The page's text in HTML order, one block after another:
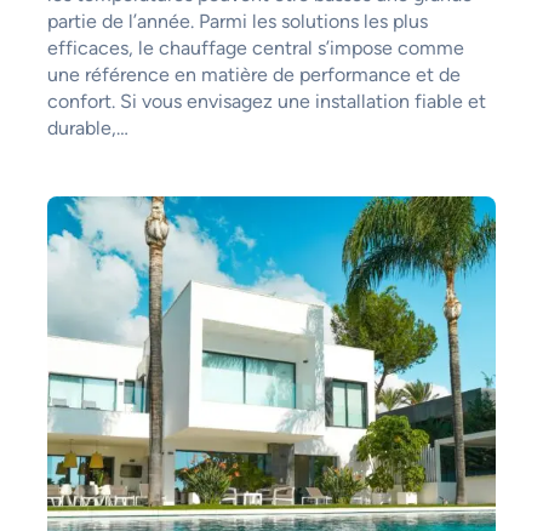
partie de l’année. Parmi les solutions les plus
efficaces, le chauffage central s’impose comme
une référence en matière de performance et de
confort. Si vous envisagez une installation fiable et
durable,…